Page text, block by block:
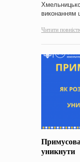
виконанням
Читати
уникнути